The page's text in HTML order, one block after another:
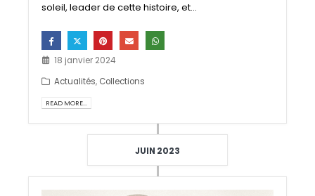
soleil, leader de cette histoire, et...
18 janvier 2024
Actualités, Collections
READ MORE...
JUIN 2023